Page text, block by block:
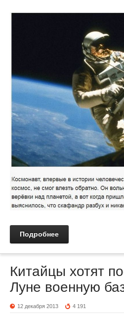
Подробнее
Китайцы хотят
Луне военную
12 декабря 2013 4 191